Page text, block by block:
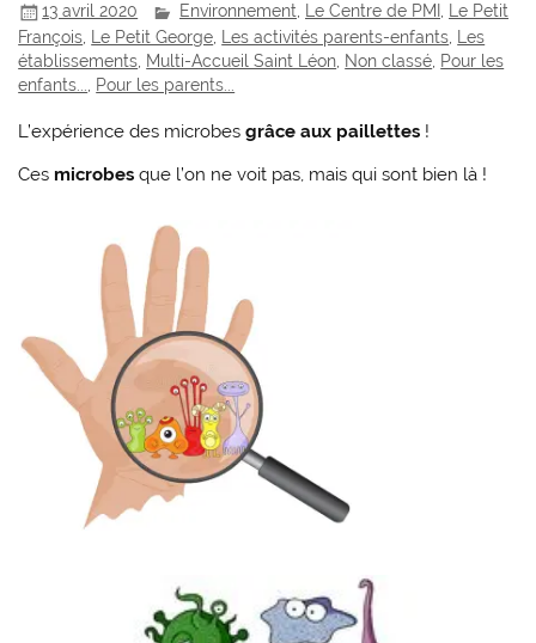
13 avril 2020 Environnement, Le Centre de PMI , Le Petit
François
Le Petit George Les activités parents-enfants
Les
établissements Multi-Accueil Saint Léon Non classé Pour les
enfants...
Pour les parents...
L’expérience des microbesgrâce aux paillettes !
Ces microbes que l’on ne voit pas, mais qui sont bien là !